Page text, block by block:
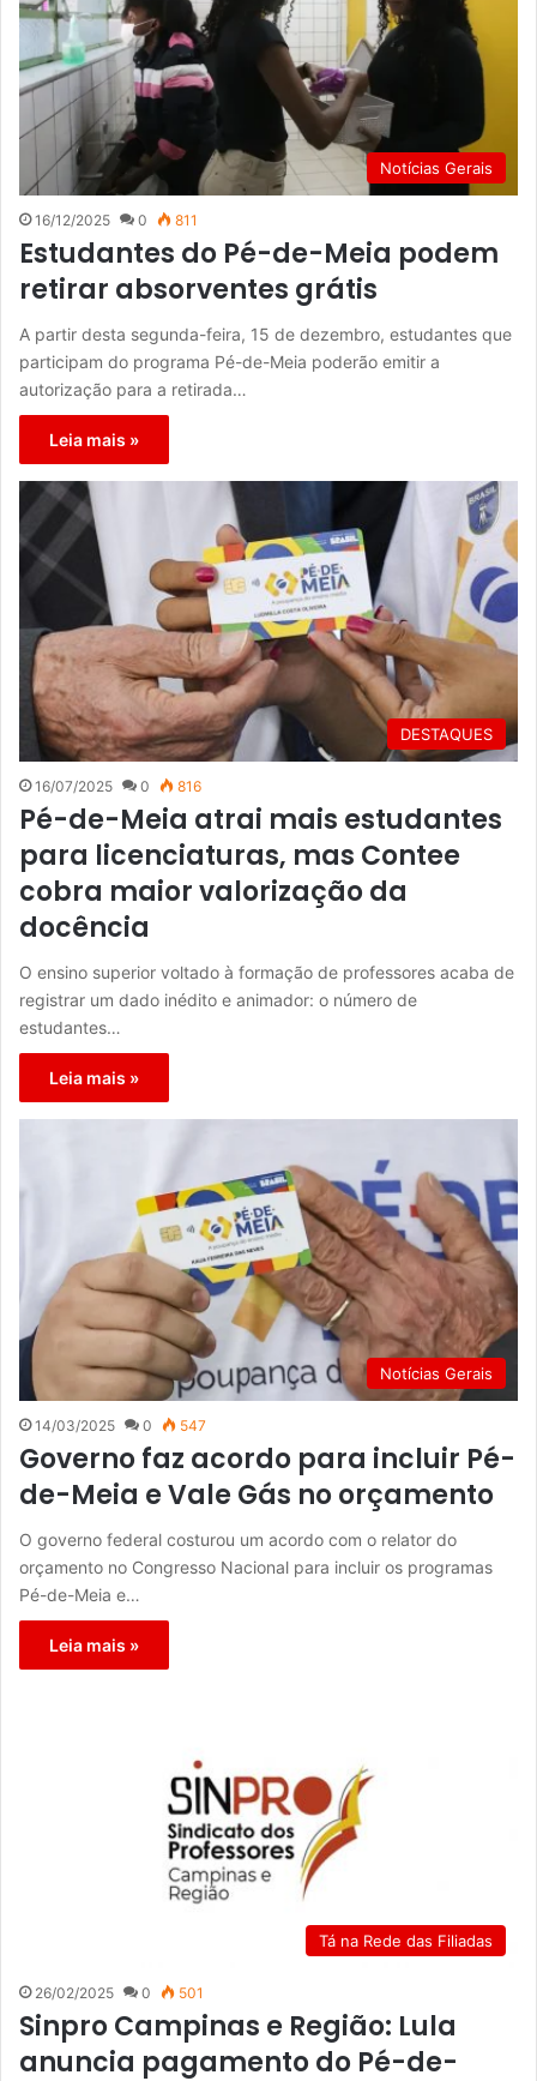
Notícias Gerais
16/12/2025 0 811
Estudantes do Pé-de-Meia podem
retirar absorventes grátis
A partir desta segunda-feira, 15 de dezembro, estudantes que
participam do programa Pé-de-Meia poderão emitir a
autorização para a retirada…
Leia mais »
DESTAQUES
16/07/2025 0 816
Pé-de-Meia atrai mais estudantes
para licenciaturas, mas Contee
cobra maior valorização da
docência
O ensino superior voltado à formação de professores acaba de
registrar um dado inédito e animador: o número de
estudantes…
Leia mais »
Notícias Gerais
14/03/2025 0 547
Governo faz acordo para incluir Pé-
de-Meia e Vale Gás no orçamento
O governo federal costurou um acordo com o relator do
orçamento no Congresso Nacional para incluir os programas
Pé-de-Meia e…
Leia mais »
Tá na Rede das Filiadas
26/02/2025 0 501
Sinpro Campinas e Região: Lula
anuncia pagamento do Pé-de-